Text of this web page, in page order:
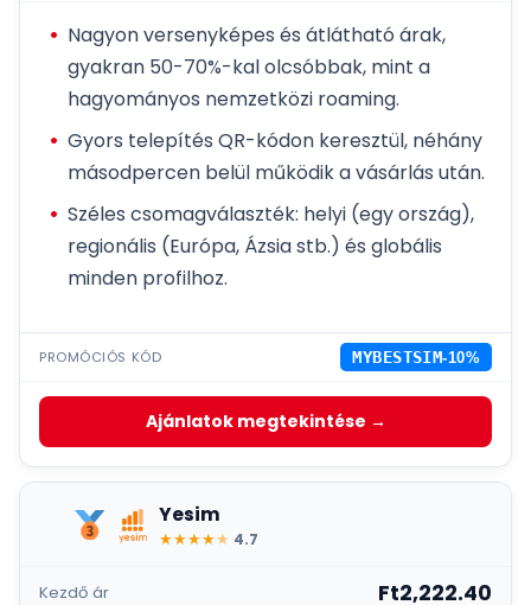
Nagyon versenyképes és átlátható árak,
gyakran 50-70%-kal olcsóbbak, mint a
hagyományos nemzetközi roaming.
Gyors telepítés QR-kódon keresztül, néhány
másodpercen belül működik a vásárlás után.
Széles csomagválaszték: helyi (egy ország),
regionális (Európa, Ázsia stb.) és globális
minden profilhoz.
PROMÓCIÓS KÓD MYBESTSIM-10%
Ajánlatok megtekintése →
Yesim
★★★★★ 4.7
Kezdő ár Ft2,222.40